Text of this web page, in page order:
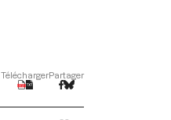
TéléchargerPartager